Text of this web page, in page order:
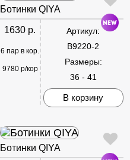
Ботинки QIYA
1630 р.
6 пар в кор.
9780 р/кор
Артикул:
B9220-2
Размеры:
36 - 41
В корзину
Ботинки QIYA